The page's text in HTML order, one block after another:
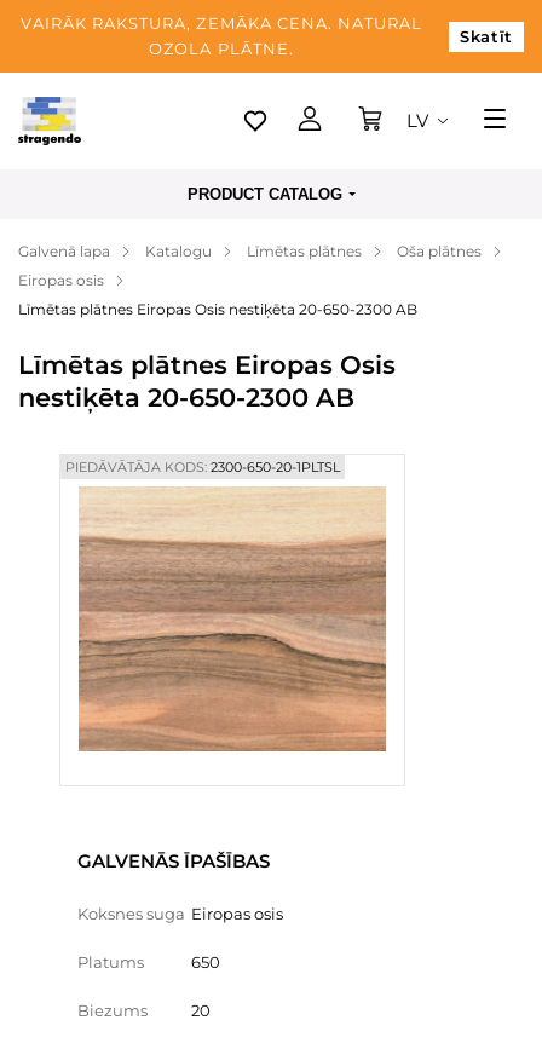
VAIRĀK RAKSTURA, ZEMĀKA CENA. NATURAL
OZOLA PLĀTNE.
Skatīt
Tallina
Apmaksa
Par mums
Blogs
Kontaktinformācija
LV
PRODUCT CATALOG
Galvenā lapa Katalogu Līmētas plātnes
Oša plātnes
Eiropas osis
Līmētas plātnes Eiropas Osis nestiķēta 20-650-2300 AB
Līmētas plātnes Eiropas Osis
nestiķēta 20-650-2300 AB
PIEDĀVĀTĀJA KODS:2300-650-20-1PLTSL
GALVENĀS ĪPAŠĪBAS
Koksnes suga Eiropas osis
Platums 650
Biezums 20